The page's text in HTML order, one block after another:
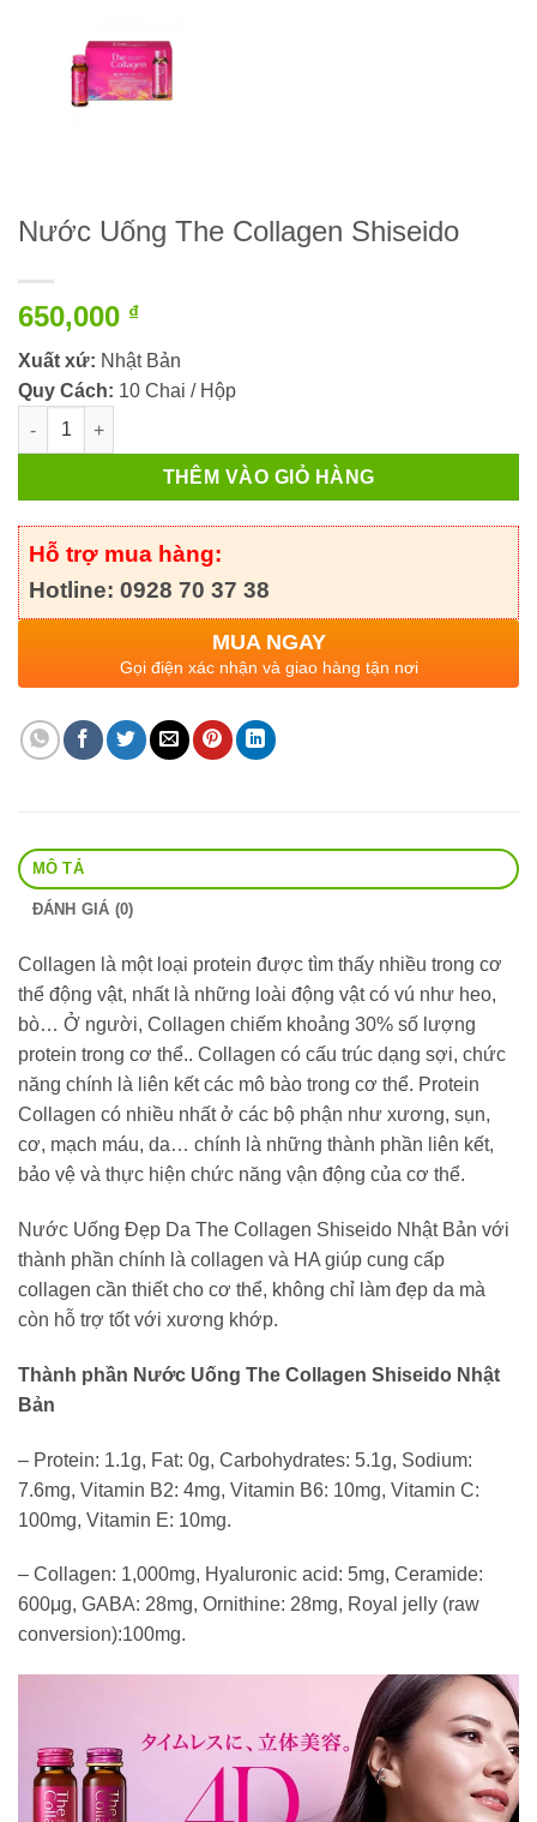
Nước Uống The Collagen Shiseido
650,000 ₫
Xuất xứ: Nhật Bản
Quy Cách: 10 Chai / Hộp
Nước Uống The Collagen Shiseido số lượng
THÊM VÀO GIỎ HÀNG
Hỗ trợ mua hàng:
Hotline: 0928 70 37 38
MUA NGAY
Gọi điện xác nhận và giao hàng tận nơi
MÔ TẢ
ĐÁNH GIÁ (0)
Collagen là một loại protein được tìm thấy nhiều trong cơ
thể động vật, nhất là những loài động vật có vú như heo,
bò… Ở người, Collagen chiếm khoảng 30% số lượng
protein trong cơ thể.. Collagen có cấu trúc dạng sợi, chức
năng chính là liên kết các mô bào trong cơ thể. Protein
Collagen có nhiều nhất ở các bộ phận như xương, sụn,
cơ, mạch máu, da… chính là những thành phần liên kết,
bảo vệ và thực hiện chức năng vận động của cơ thể.
Nước Uống Đẹp Da The Collagen Shiseido Nhật Bản với
thành phần chính là collagen và HA giúp cung cấp
collagen cần thiết cho cơ thể, không chỉ làm đẹp da mà
còn hỗ trợ tốt với xương khớp.
Thành phần Nước Uống The Collagen Shiseido Nhật
Bản
– Protein: 1.1g, Fat: 0g, Carbohydrates: 5.1g, Sodium:
7.6mg, Vitamin B2: 4mg, Vitamin B6: 10mg, Vitamin C:
100mg, Vitamin E: 10mg.
– Collagen: 1,000mg, Hyaluronic acid: 5mg, Ceramide:
600μg, GABA: 28mg, Ornithine: 28mg, Royal jelly (raw
conversion):100mg.